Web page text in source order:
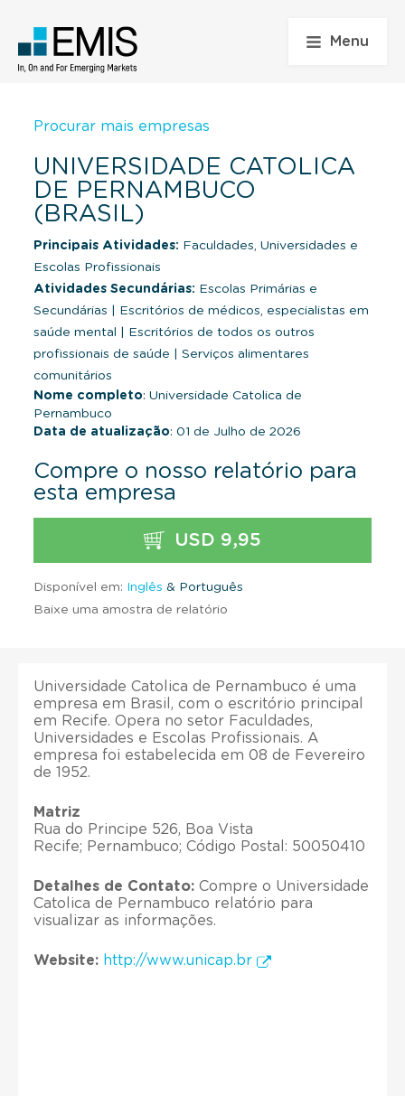
Menu
Procurar mais empresas
UNIVERSIDADE CATOLICA
DE PERNAMBUCO
(BRASIL)
Principais Atividades: Faculdades, Universidades e
Escolas Profissionais
Atividades Secundárias: Escolas Primárias e
Secundárias
Escritórios de médicos, especialistas em
saúde mental
Escritórios de todos os outros
profissionais de saúde
Serviços alimentares
comunitários
Nome completo: Universidade Catolica de
Pernambuco
Data de atualização: 01 de Julho de 2026
Compre o nosso relatório para
esta empresa
USD 9,95
Disponível em: Inglês & Português
Baixe uma amostra de relatório
Universidade Catolica de Pernambuco é uma
empresa em Brasil, com o escritório principal
em Recife. Opera no setor Faculdades,
Universidades e Escolas Profissionais. A
empresa foi estabelecida em 08 de Fevereiro
de 1952.
Matriz
Rua do Principe 526, Boa Vista
Recife; Pernambuco; Código Postal: 50050410
Detalhes de Contato: Compre o Universidade
Catolica de Pernambuco relatório para
visualizar as informações.
Website: http://www.unicap.br